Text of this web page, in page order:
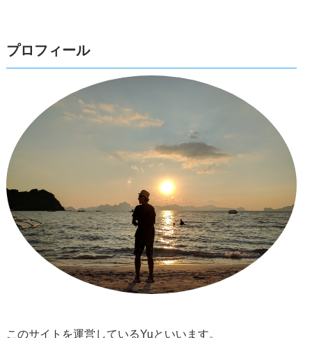
プロフィール
このサイトを運営しているYuといいます。